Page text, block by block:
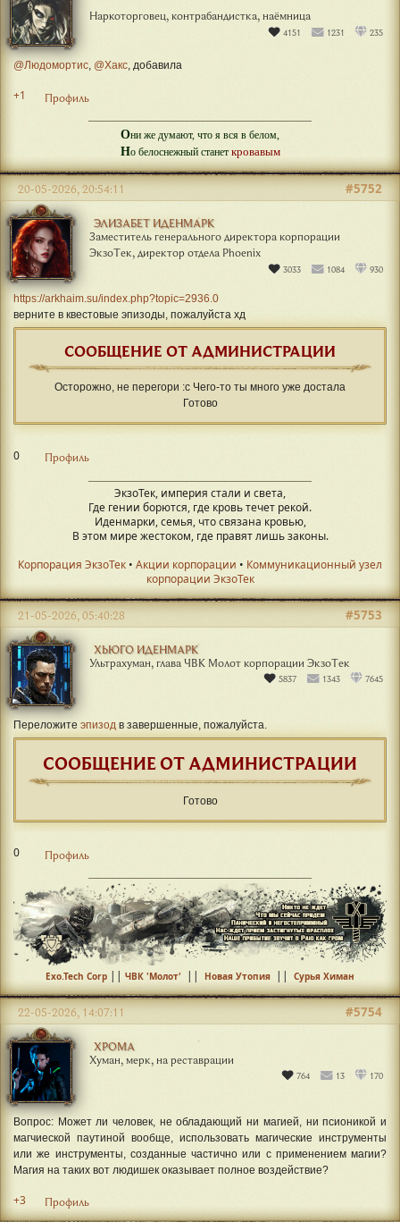
Наркоторговец, контрабандистка, наёмница
4151 1231 235
@Людомортис, @Хакс, добавила
+1 Профиль
Они же думают, что я вся в белом,
Но белоснежный станет кровавым
ЭЛИЗАБЕТ ИДЕНМАРК
Заместитель генерального директора корпорации
ЭкзоТек, директор отдела Phoenix
3033 1084 930
#5752
20-05-2026, 20:54:11
https://arkhaim.su/index.php?topic=2936.0
верните в квестовые эпизоды, пожалуйста хд
СООБЩЕНИЕ ОТ АДМИНИСТРАЦИИ
Осторожно, не перегори :с Чего-то ты много уже достала
Готово
0 Профиль
ЭкзоТек, империя стали и света,
Где гении борются, где кровь течет рекой.
Иденмарки, семья, что связана кровью,
В этом мире жестоком, где правят лишь законы.
Корпорация ЭкзоТек • Акции корпорации • Коммуникационный узел
корпорации ЭкзоТек
ХЬЮГО ИДЕНМАРК
Ультрахуман, глава ЧВК Молот корпорации ЭкзоТек
5837 1343 7645
#5753
21-05-2026, 05:40:28
Переложите эпизод в завершенные, пожалуйста.
СООБЩЕНИЕ ОТ АДМИНИСТРАЦИИ
Готово
0 Профиль
Exo.Tech Corp || ЧВК 'Молот' || Новая Утопия || Сурья Химан
ХРОМА
Хуман, мерк, на реставрации
764 13 170
#5754
22-05-2026, 14:07:11
Вопрос: Может ли человек, не обладающий ни магией, ни псионикой и
магчиеской паутиной вообще, использовать магические инструменты
или же инструменты, созданные частично или с применением магии?
Магия на таких вот людишек оказывает полное воздействие?
+3 Профиль